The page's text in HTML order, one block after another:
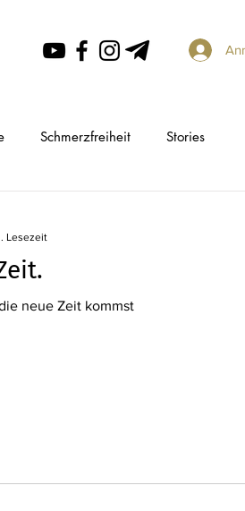
Schmerzfreiheit Stories
neue Zeit kommst
Lesezeit